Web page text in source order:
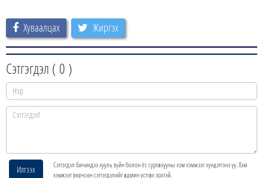
Хуваалцах Жиргэх
Сэтгэгдэл ( 0 )
Илгээх
Сэтгэгдэл бичихдээ хууль зүйн болон ёс суртахууны хэм хэмжээг хүндэтгэнэ үү. Хэм
хэмжээг зөрчсөн сэтгэгдэлийг админ устгах эрхтэй.